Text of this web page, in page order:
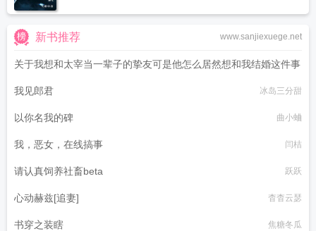
www.sanjiexuege.net
新书推荐
关于我想和太宰当一辈子的挚友可是他怎么居然想和我结婚这件事
江枝亚罗
我见郎君 冰岛三分甜
以你名我的碑 曲小蛐
我，恶女，在线搞事 闫桔
请认真饲养社畜beta 跃跃
心动赫兹[追妻] 杳杳云瑟
书穿之装瞎 焦糖冬瓜